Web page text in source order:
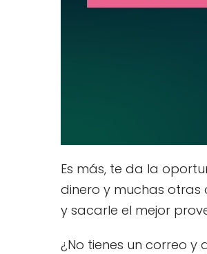
Es más, te da la
dinero y muchas otras
y sacarle el mejor
¿No tienes un correo